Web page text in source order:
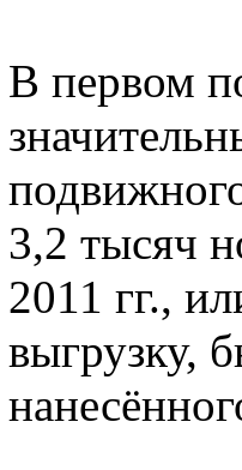
В первом
3,2 тысяч
2011 гг.,
выгрузку,